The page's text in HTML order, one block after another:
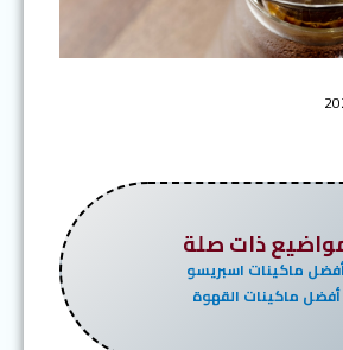
ذات صلة
ماكينات اسبريسو
أفضل ماكينات القهوة